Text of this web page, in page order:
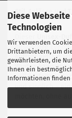
Diese
Technologien
Wir verwenden
Drittanbietern, um
gewährleisten, die
Ihnen ein
Informationen finden
Stil, Anlässe und
besondere
Auftritt gefragt
Winter, kann
voll entfalten.
und sinnlich – ein
möchten, ohne